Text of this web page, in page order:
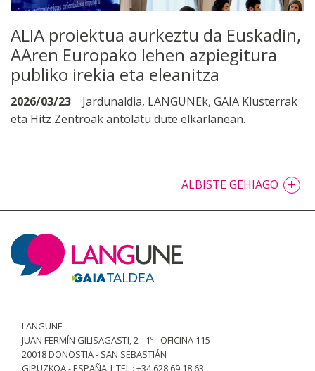
ALIA proiektua aurkeztu da Euskadin,
AAren Europako lehen azpiegitura
publiko irekia eta eleanitza
2026/03/23
Jardunaldia, LANGUNEk, GAIA Klusterrak
eta Hitz Zentroak antolatu dute elkarlanean.
ALBISTE GEHIAGO +
LANGUNE
JUAN FERMÍN GILISAGASTI, 2 - 1º - OFICINA 115
20018 DONOSTIA - SAN SEBASTIÁN
GIPUZKOA - ESPAÑA | TEL.: +34 628 69 18 63